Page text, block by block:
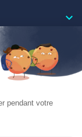

Nederland